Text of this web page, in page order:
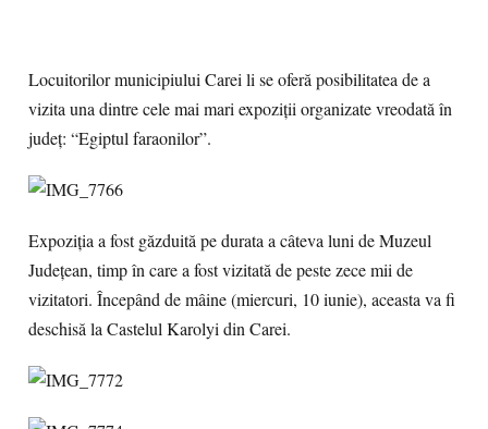
Locuitorilor municipiului Carei li se oferă posibilitatea de a
vizita una dintre cele mai mari expoziţii organizate vreodată în
judeţ: “Egiptul faraonilor”.
Expoziţia a fost găzduită pe durata a câteva luni de Muzeul
Judeţean, timp în care a fost vizitată de peste zece mii de
vizitatori. Începând de mâine (miercuri, 10 iunie), aceasta va fi
deschisă la Castelul Karolyi din Carei.